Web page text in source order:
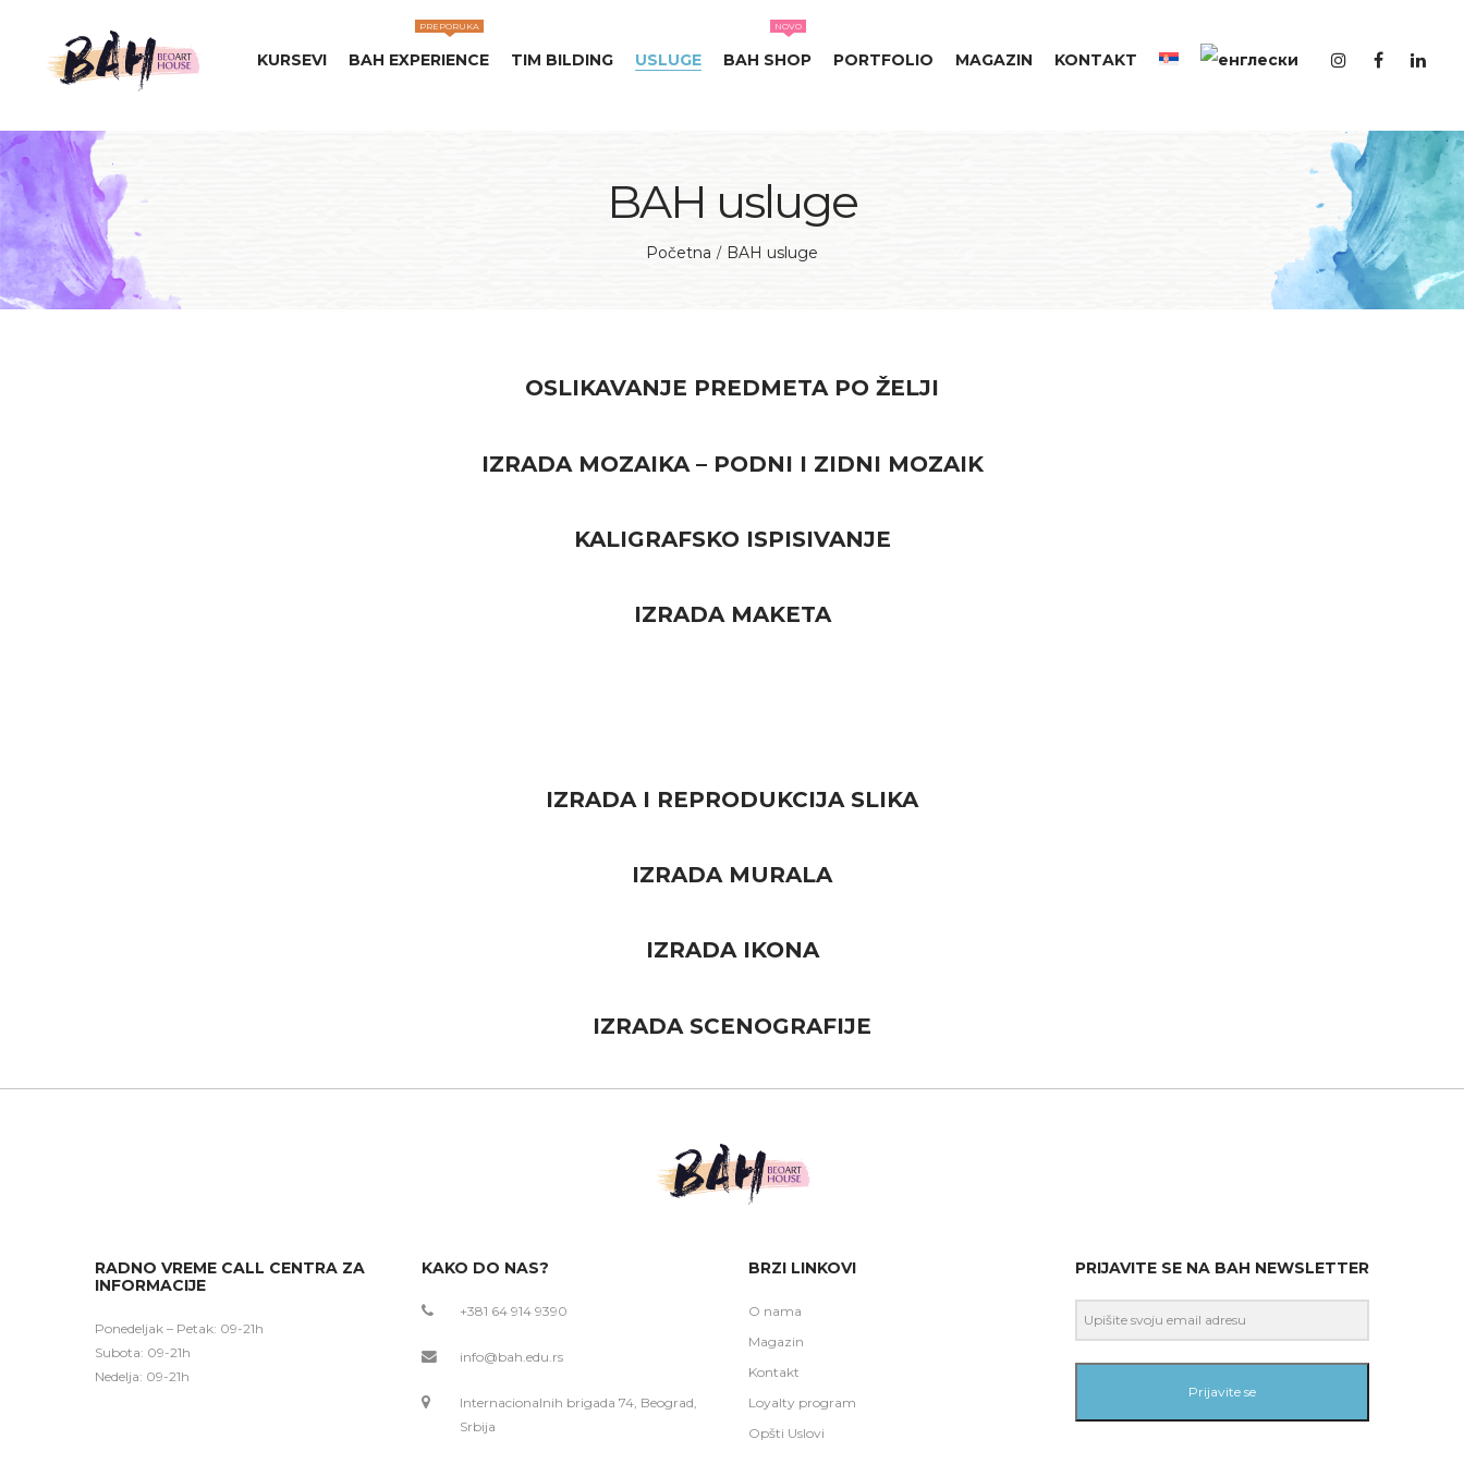
Beo
Art
KURSEVI BAH EXPERIENCE
PREPORUKA
TIM BILDING USLUGE BAH SHOP
NOVO
PORTFOLIO MAGAZIN KONTAKT
BAH usluge
Početna / BAH usluge
OSLIKAVANJE PREDMETA PO ŽELJI
IZRADA MOZAIKA – PODNI I ZIDNI MOZAIK
KALIGRAFSKO ISPISIVANJE
IZRADA MAKETA
IZRADA I REPRODUKCIJA SLIKA
IZRADA MURALA
IZRADA IKONA
IZRADA SCENOGRAFIJE
RADNO VREME CALL CENTRA ZA
INFORMACIJE
Ponedeljak – Petak: 09-21h
Subota: 09-21h
Nedelja: 09-21h
KAKO DO NAS?
+381 64 914 9390
info@bah.edu.rs
Internacionalnih brigada 74, Beograd,
Srbija
BRZI LINKOVI
O nama
Magazin
Kontakt
Loyalty program
Opšti Uslovi
PRIJAVITE SE NA BAH NEWSLETTER
Prijavite se